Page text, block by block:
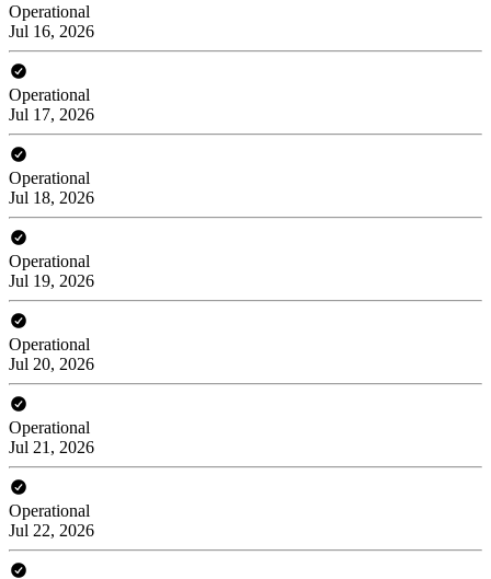
Operational
Jul 16, 2026
Operational
Jul 17, 2026
Operational
Jul 18, 2026
Operational
Jul 19, 2026
Operational
Jul 20, 2026
Operational
Jul 21, 2026
Operational
Jul 22, 2026